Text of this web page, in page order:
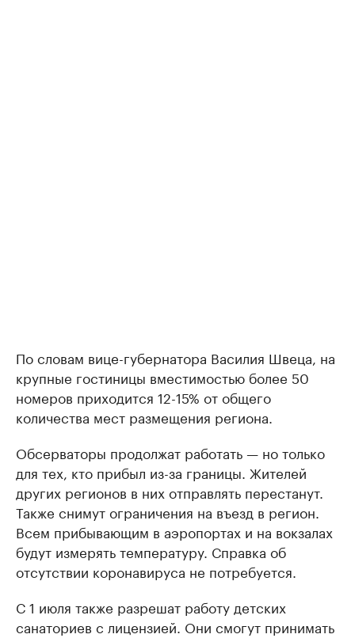
По словам вице-губернатора Василия Швеца, на
крупные гостиницы вместимостью более 50
номеров приходится 12-15% от общего
количества мест размещения региона.
Обсерваторы продолжат работать — но только
для тех, кто прибыл из-за границы. Жителей
других регионов в них отправлять перестанут.
Также снимут ограничения на въезд в регион.
Всем прибывающим в аэропортах и на вокзалах
будут измерять температуру. Справка об
отсутствии коронавируса не потребуется.
С 1 июля также разрешат работу детских
санаториев с лицензией. Они смогут принимать